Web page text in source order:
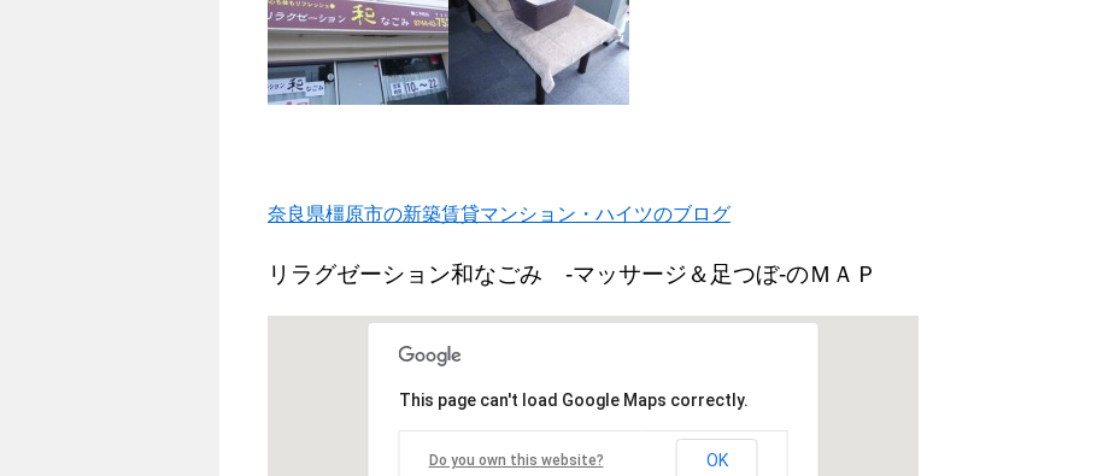
奈良県橿原市の新築賃貸マンション・ハイツのブログ
リラグゼーション和なごみ -マッサージ＆足つぼ-のＭＡＰ
This page can't load Google Maps correctly.
Do you own this website? OK